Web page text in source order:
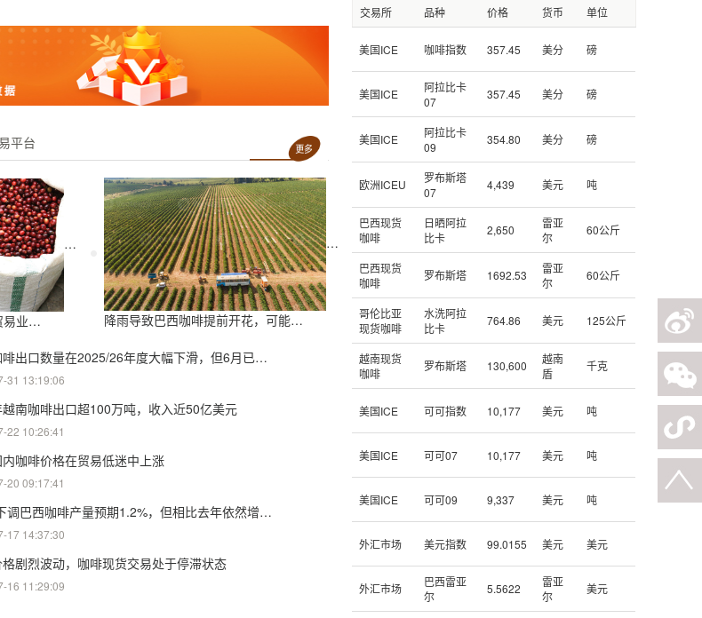
平台
疲软 降雨导致巴西咖啡提前开花，可能影响明年产量，造成近期价格波动极不稳定
巴西咖啡出口数量在2025/26年度大幅下滑，但6月已经强劲回升
31 13:19:06
越南咖啡出口超100万吨，收入近50亿美元
22 10:26:41
咖啡价格在贸易低迷中上涨
20 09:17:41
IBGE下调巴西咖啡产量预期1.2%，但相比去年依然增产近15%
17 14:37:30
剧烈波动，咖啡现货交易处于停滞状态
16 11:29:09
交易所 品种 价格 货币 单位
美国ICE 咖啡指数 357.45 美分 磅
美国ICE
阿拉比卡
07
357.45 美分 磅
美国ICE
阿拉比卡
09
354.80 美分 磅
欧洲ICEU
罗布斯塔
07
4,439 美元 吨
巴西现货
咖啡
日晒阿拉
比卡
2,650
雷亚
尔
60公斤
巴西现货
咖啡
罗布斯塔 1692.53
雷亚
尔
60公斤
哥伦比亚
现货咖啡
水洗阿拉
比卡
764.86 美元 125公斤
越南现货
咖啡
罗布斯塔 130,600
越南
盾
千克
美国ICE 可可指数 10,177 美元 吨
美国ICE 可可07 10,177 美元 吨
美国ICE 可可09 9,337 美元 吨
外汇市场 美元指数 99.0155 美元 美元
外汇市场
巴西雷亚
尔
5.5622
雷亚
尔
美元